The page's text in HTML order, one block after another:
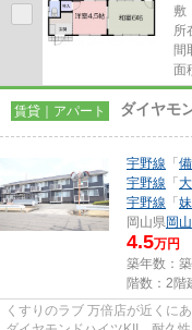
敷
所
間
面
賃貸｜アパート ダイヤモ
宇野線 「
宇野線 「
宇野線 「
岡山県岡
4.5万円
築年数：
階数：2階
くすりのラブ 万倍店が近くに